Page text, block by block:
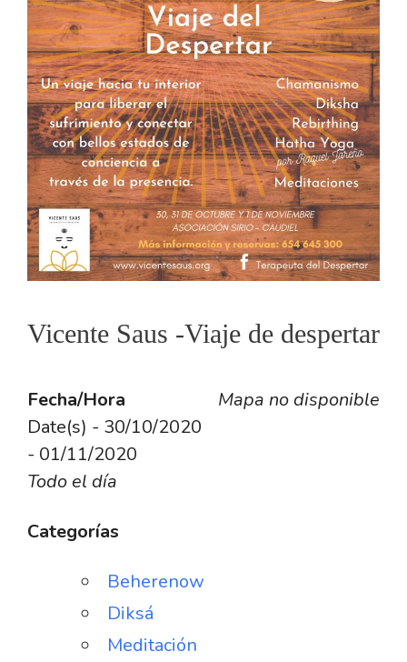
Vicente Saus -Viaje de despertar
Mapa no disponible
Fecha/Hora
Date(s) - 30/10/2020
- 01/11/2020
Todo el día
Categorías
Beherenow
Diksá
Meditación